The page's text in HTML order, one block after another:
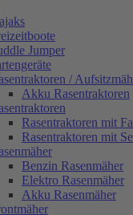
Jumper
/
Akku Rasentraktoren
Rasentraktoren mit
Rasentraktoren mit
Benzin Rasenmäher
Elektro Rasenmäher
Akku Rasenmäher